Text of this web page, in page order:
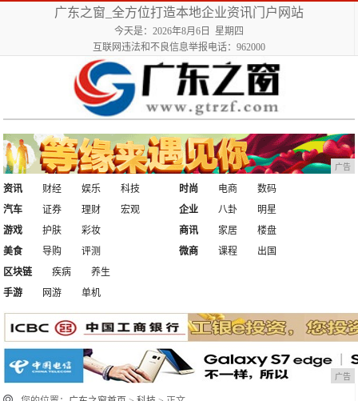
广东之窗_全方位打造本地企业资讯门户网站
今天是：2026年8月6日 星期四
互联网违法和不良信息举报电话：962000
广告
资讯 财经 娱乐
科技
汽车
证券 理财 宏观
时尚 电商
数码
企业
八卦
明星
游戏
护肤
彩妆
美食
导购 评测
商讯 家居
楼盘
微商
课程
出国
区块链
疾病
养生
手游
网游 单机
广告